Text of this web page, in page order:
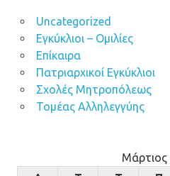
Uncategorized
Εγκύκλιοι – Ομιλίες
Επίκαιρα
Πατριαρχικοί Εγκύκλιοι
Σχολές Μητροπόλεως
Τομέας Αλληλεγγύης
Μάρτιος